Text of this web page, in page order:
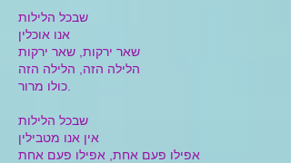
שבכל הלילות
אנו אוכלין
שאר ירקות, שאר ירקות
הלילה הזה, הלילה הזה
שבכל הלילות
אין אנו מטבילין
אפילו פעם אחת, אפילו פעם אחת